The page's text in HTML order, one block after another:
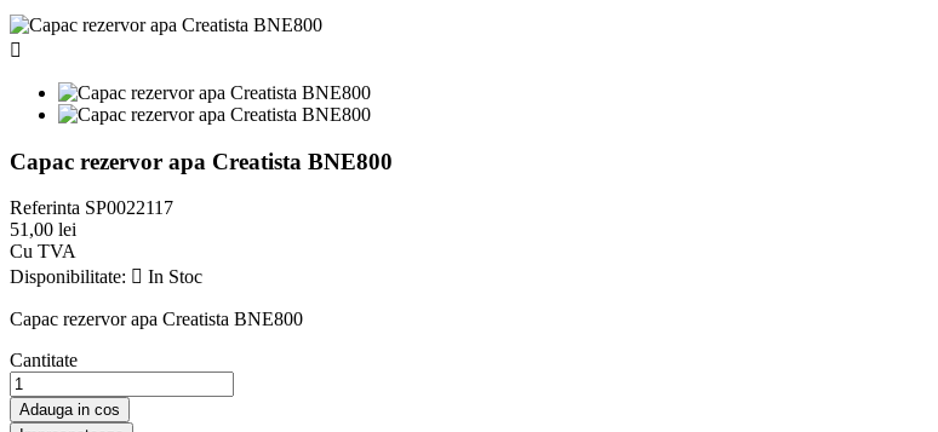

Capac rezervor apa Creatista BNE800
Referinta SP0022117
51,00 lei
Cu TVA
Disponibilitate:  In Stoc
Capac rezervor apa Creatista BNE800
Cantitate
Adauga in cos